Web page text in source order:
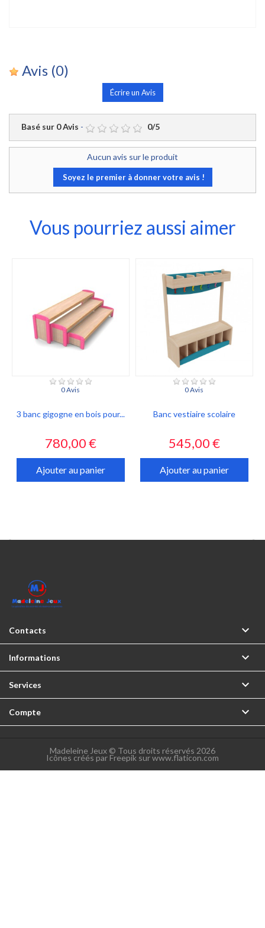
Avis (0)
Écrire un Avis
Basé sur 0Avis - 0/5
Aucun avis sur le produit
Soyez le premier à donner votre avis !
Vous pourriez aussi aimer
0 Avis
3 banc gigogne en bois pour...
Prix
780,00 €
Ajouter au panier
0 Avis
Banc vestiaire scolaire
Prix
545,00 €
Ajouter au panier
 
Contacts 
Informations 
Services 
Compte 
Madeleine Jeux © Tous droits réservés 2026
Icônes créés par Freepik sur www.flaticon.com